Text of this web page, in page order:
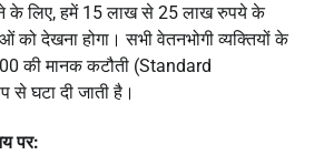
के लिए, हमें 15 लाख से 25 लाख रुपये के
देखना होगा। सभी वेतनभोगी व्यक्तियों के
की मानक कटौती (Standard
घटा दी जाती है।
पर: